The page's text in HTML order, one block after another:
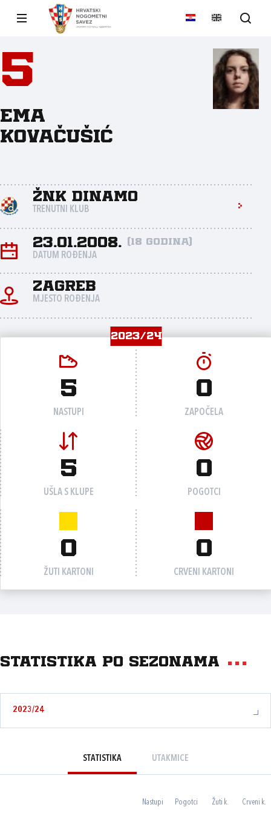
5
Ema
Kovačušić
ŽNK Dinamo
TRENUTNI KLUB
23.01.2008. (18 godina)
DATUM ROĐENJA
Zagreb
MJESTO ROĐENJA
2023/24
5
NASTUPI
0
ZAPOČELA
5
UŠLA S KLUPE
0
POGOTCI
0
ŽUTI KARTONI
0
CRVENI KARTONI
Statistika po sezonama
2023/24
STATISTIKA UTAKMICE
Nastupi Pogotci Žuti k. Crveni k.